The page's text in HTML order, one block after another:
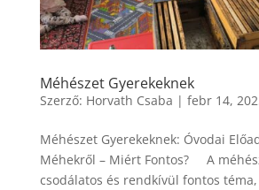
Méhészet Gyerekeknek
Szerző: Horvath Csaba | febr 14,
Méhészet Gyerekeknek: Óvodai
Méhekről – Miért Fontos? A
csodálatos és rendkívül fontos